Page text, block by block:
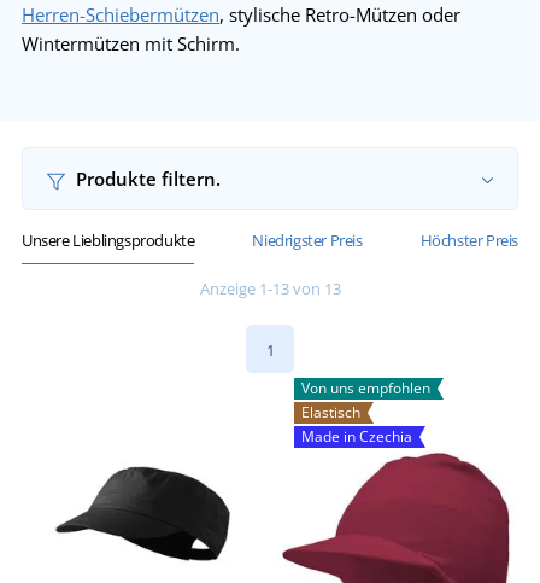
Herren-Schiebermützen, stylische Retro-Mützen oder
Wintermützen mit Schirm.
Produkte filtern.
Unsere Lieblingsprodukte Niedrigster Preis Höchster Preis
Anzeige 1-13 von 13
1
Von uns empfohlen
Elastisch
Made in Czechia